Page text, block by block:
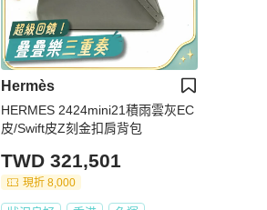
Hermès
HERMES 2424mini21積雨雲灰EC
皮/Swift皮Z刻金扣肩背包
TWD 321,501
現折 8,000